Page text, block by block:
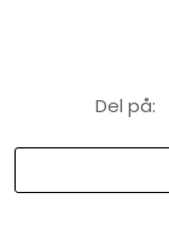
Del på: